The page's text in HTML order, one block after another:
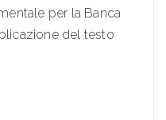
per la Banca
del testo